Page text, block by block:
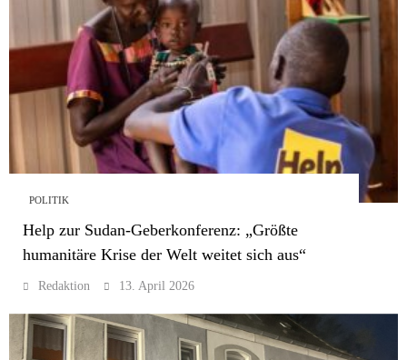
POLITIK
Help zur Sudan-Geberkonferenz: „Größte
humanitäre Krise der Welt weitet sich aus“
Redaktion 13. April 2026